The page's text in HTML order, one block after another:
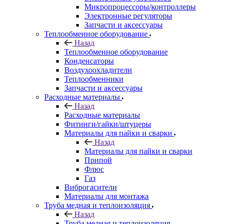
Микропроцессоры/контроллеры
Электронные регуляторы
Запчасти и аксессуары
Теплообменное оборудование
Назад
Теплообменное оборудование
Конденсаторы
Воздухоохладители
Теплообменники
Запчасти и аксессуары
Расходные материалы
Назад
Расходные материалы
Фитинги/гайки/штуцеры
Материалы для пайки и сварки
Назад
Материалы для пайки и сварки
Припой
Флюс
Газ
Виброгасители
Материалы для монтажа
Труба медная и теплоизоляция
Назад